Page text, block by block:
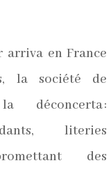
arriva en France
la société de
déconcerta :
literies
des